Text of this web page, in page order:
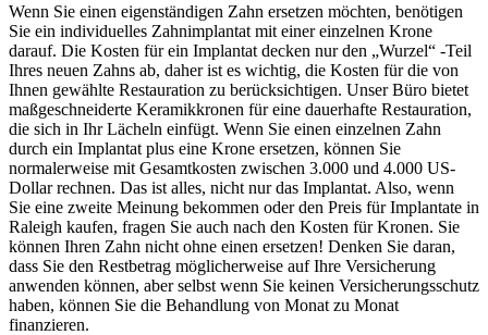
Wenn Sie einen eigenständigen Zahn ersetzen möchten, benötigen
Sie ein individuelles Zahnimplantat mit einer einzelnen Krone
darauf. Die Kosten für ein Implantat decken nur den „Wurzel“ -Teil
Ihres neuen Zahns ab, daher ist es wichtig, die Kosten für die von
Ihnen gewählte Restauration zu berücksichtigen. Unser Büro bietet
maßgeschneiderte Keramikkronen für eine dauerhafte Restauration,
die sich in Ihr Lächeln einfügt. Wenn Sie einen einzelnen Zahn
durch ein Implantat plus eine Krone ersetzen, können Sie
normalerweise mit Gesamtkosten zwischen 3.000 und 4.000 US-
Dollar rechnen. Das ist alles, nicht nur das Implantat. Also, wenn
Sie eine zweite Meinung bekommen oder den Preis für Implantate in
Raleigh kaufen, fragen Sie auch nach den Kosten für Kronen. Sie
können Ihren Zahn nicht ohne einen ersetzen! Denken Sie daran,
dass Sie den Restbetrag möglicherweise auf Ihre Versicherung
anwenden können, aber selbst wenn Sie keinen Versicherungsschutz
haben, können Sie die Behandlung von Monat zu Monat
finanzieren.